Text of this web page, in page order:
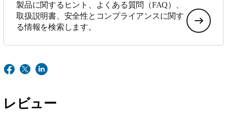
製品に関するヒント、よくある質問（FAQ）、
取扱説明書、安全性とコンプライアンスに関す
る情報を検索します。
レビュー